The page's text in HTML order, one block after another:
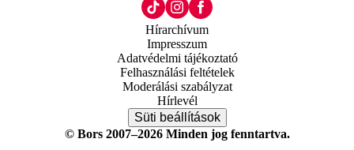
Hírarchívum
Impresszum
Adatvédelmi tájékoztató
Felhasználási feltételek
Moderálási szabályzat
Hírlevél
Süti beállítások
© Bors 2007–2026 Minden jog fenntartva.